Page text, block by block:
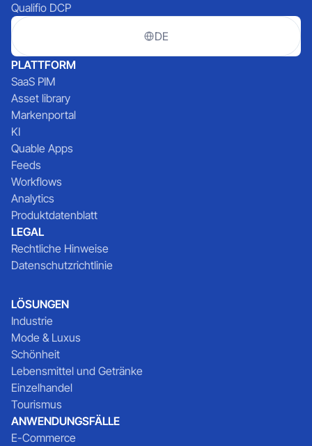
Qualifio DCP
DE
PLATTFORM
SaaS PIM
Asset library
Markenportal
KI
Quable Apps
Feeds
Workflows
Analytics
Produktdatenblatt
LEGAL
Rechtliche Hinweise
Datenschutzrichtlinie
LÖSUNGEN
Industrie
Mode & Luxus
Schönheit
Lebensmittel und Getränke
Einzelhandel
Tourismus
ANWENDUNGSFÄLLE
E-Commerce